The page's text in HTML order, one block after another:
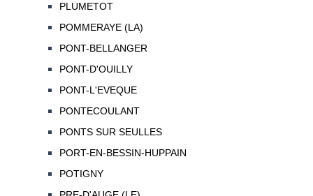
PLUMETOT
POMMERAYE (LA)
PONT-BELLANGER
PONT-D'OUILLY
PONT-L'EVEQUE
PONTECOULANT
PONTS SUR SEULLES
PORT-EN-BESSIN-HUPPAIN
POTIGNY